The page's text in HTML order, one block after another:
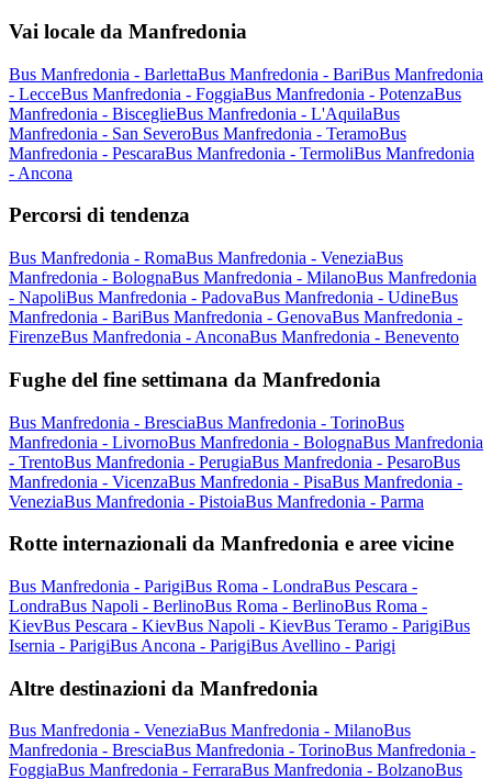
Vai locale da Manfredonia
Bus Manfredonia - BarlettaBus Manfredonia - BariBus Manfredonia
- LecceBus Manfredonia - FoggiaBus Manfredonia - PotenzaBus
Manfredonia - BisceglieBus Manfredonia - L'AquilaBus
Manfredonia - San SeveroBus Manfredonia - TeramoBus
Manfredonia - PescaraBus Manfredonia - TermoliBus Manfredonia
- Ancona
Percorsi di tendenza
Bus Manfredonia - RomaBus Manfredonia - VeneziaBus
Manfredonia - BolognaBus Manfredonia - MilanoBus Manfredonia
- NapoliBus Manfredonia - PadovaBus Manfredonia - UdineBus
Manfredonia - BariBus Manfredonia - GenovaBus Manfredonia -
FirenzeBus Manfredonia - AnconaBus Manfredonia - Benevento
Fughe del fine settimana da Manfredonia
Bus Manfredonia - BresciaBus Manfredonia - TorinoBus
Manfredonia - LivornoBus Manfredonia - BolognaBus Manfredonia
- TrentoBus Manfredonia - PerugiaBus Manfredonia - PesaroBus
Manfredonia - VicenzaBus Manfredonia - PisaBus Manfredonia -
VeneziaBus Manfredonia - PistoiaBus Manfredonia - Parma
Rotte internazionali da Manfredonia e aree vicine
Bus Manfredonia - ParigiBus Roma - LondraBus Pescara -
LondraBus Napoli - BerlinoBus Roma - BerlinoBus Roma -
KievBus Pescara - KievBus Napoli - KievBus Teramo - ParigiBus
Isernia - ParigiBus Ancona - ParigiBus Avellino - Parigi
Altre destinazioni da Manfredonia
Bus Manfredonia - VeneziaBus Manfredonia - MilanoBus
Manfredonia - BresciaBus Manfredonia - TorinoBus Manfredonia -
FoggiaBus Manfredonia - FerraraBus Manfredonia - BolzanoBus